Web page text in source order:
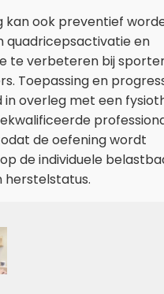
kan ook preventief
quadricepsactivatie en
te verbeteren bij
Toepassing en
in overleg met een
de oefening wordt
de individuele
herstelstatus.